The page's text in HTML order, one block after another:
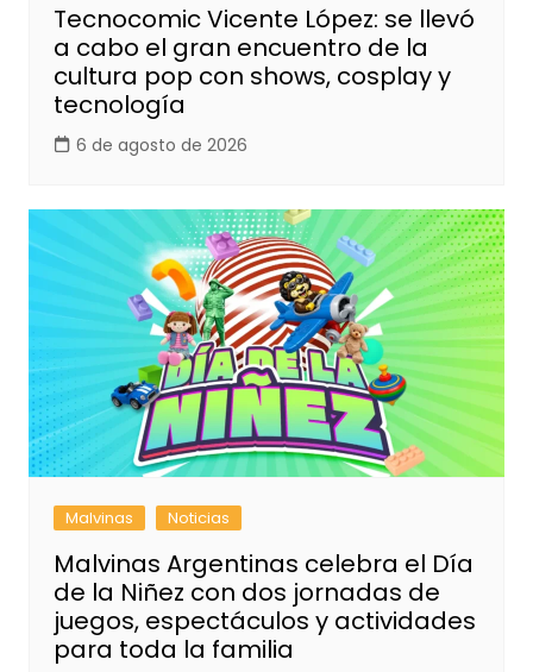
Tecnocomic Vicente López: se llevó
a cabo el gran encuentro de la
cultura pop con shows, cosplay y
tecnología
6 de agosto de 2026
Malvinas Noticias
Malvinas Argentinas celebra el Día
de la Niñez con dos jornadas de
juegos, espectáculos y actividades
para toda la familia